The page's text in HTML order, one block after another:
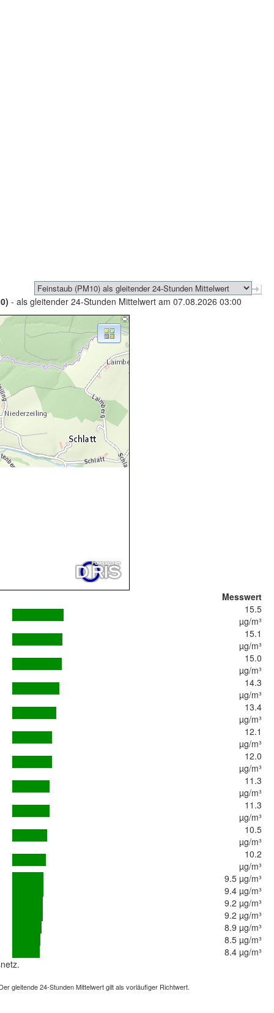
- als gleitender 24-Stunden Mittelwert am 07.08.2026 03:00
Messwert
15.5
µg/m³
15.1
µg/m³
15.0
µg/m³
14.3
µg/m³
13.4
µg/m³
12.1
µg/m³
12.0
µg/m³
11.3
µg/m³
11.3
µg/m³
10.5
µg/m³
10.2
µg/m³
9.5 µg/m³
9.4 µg/m³
9.2 µg/m³
9.2 µg/m³
8.9 µg/m³
8.5 µg/m³
8.4 µg/m³
gleitende 24-Stunden Mittelwert gilt als vorläufiger Richtwert.